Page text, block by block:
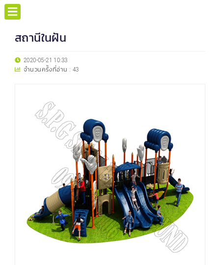
สถานีในฝัน
2020-05-21 10:33
จำนวนครั้งที่อ่าน : 43